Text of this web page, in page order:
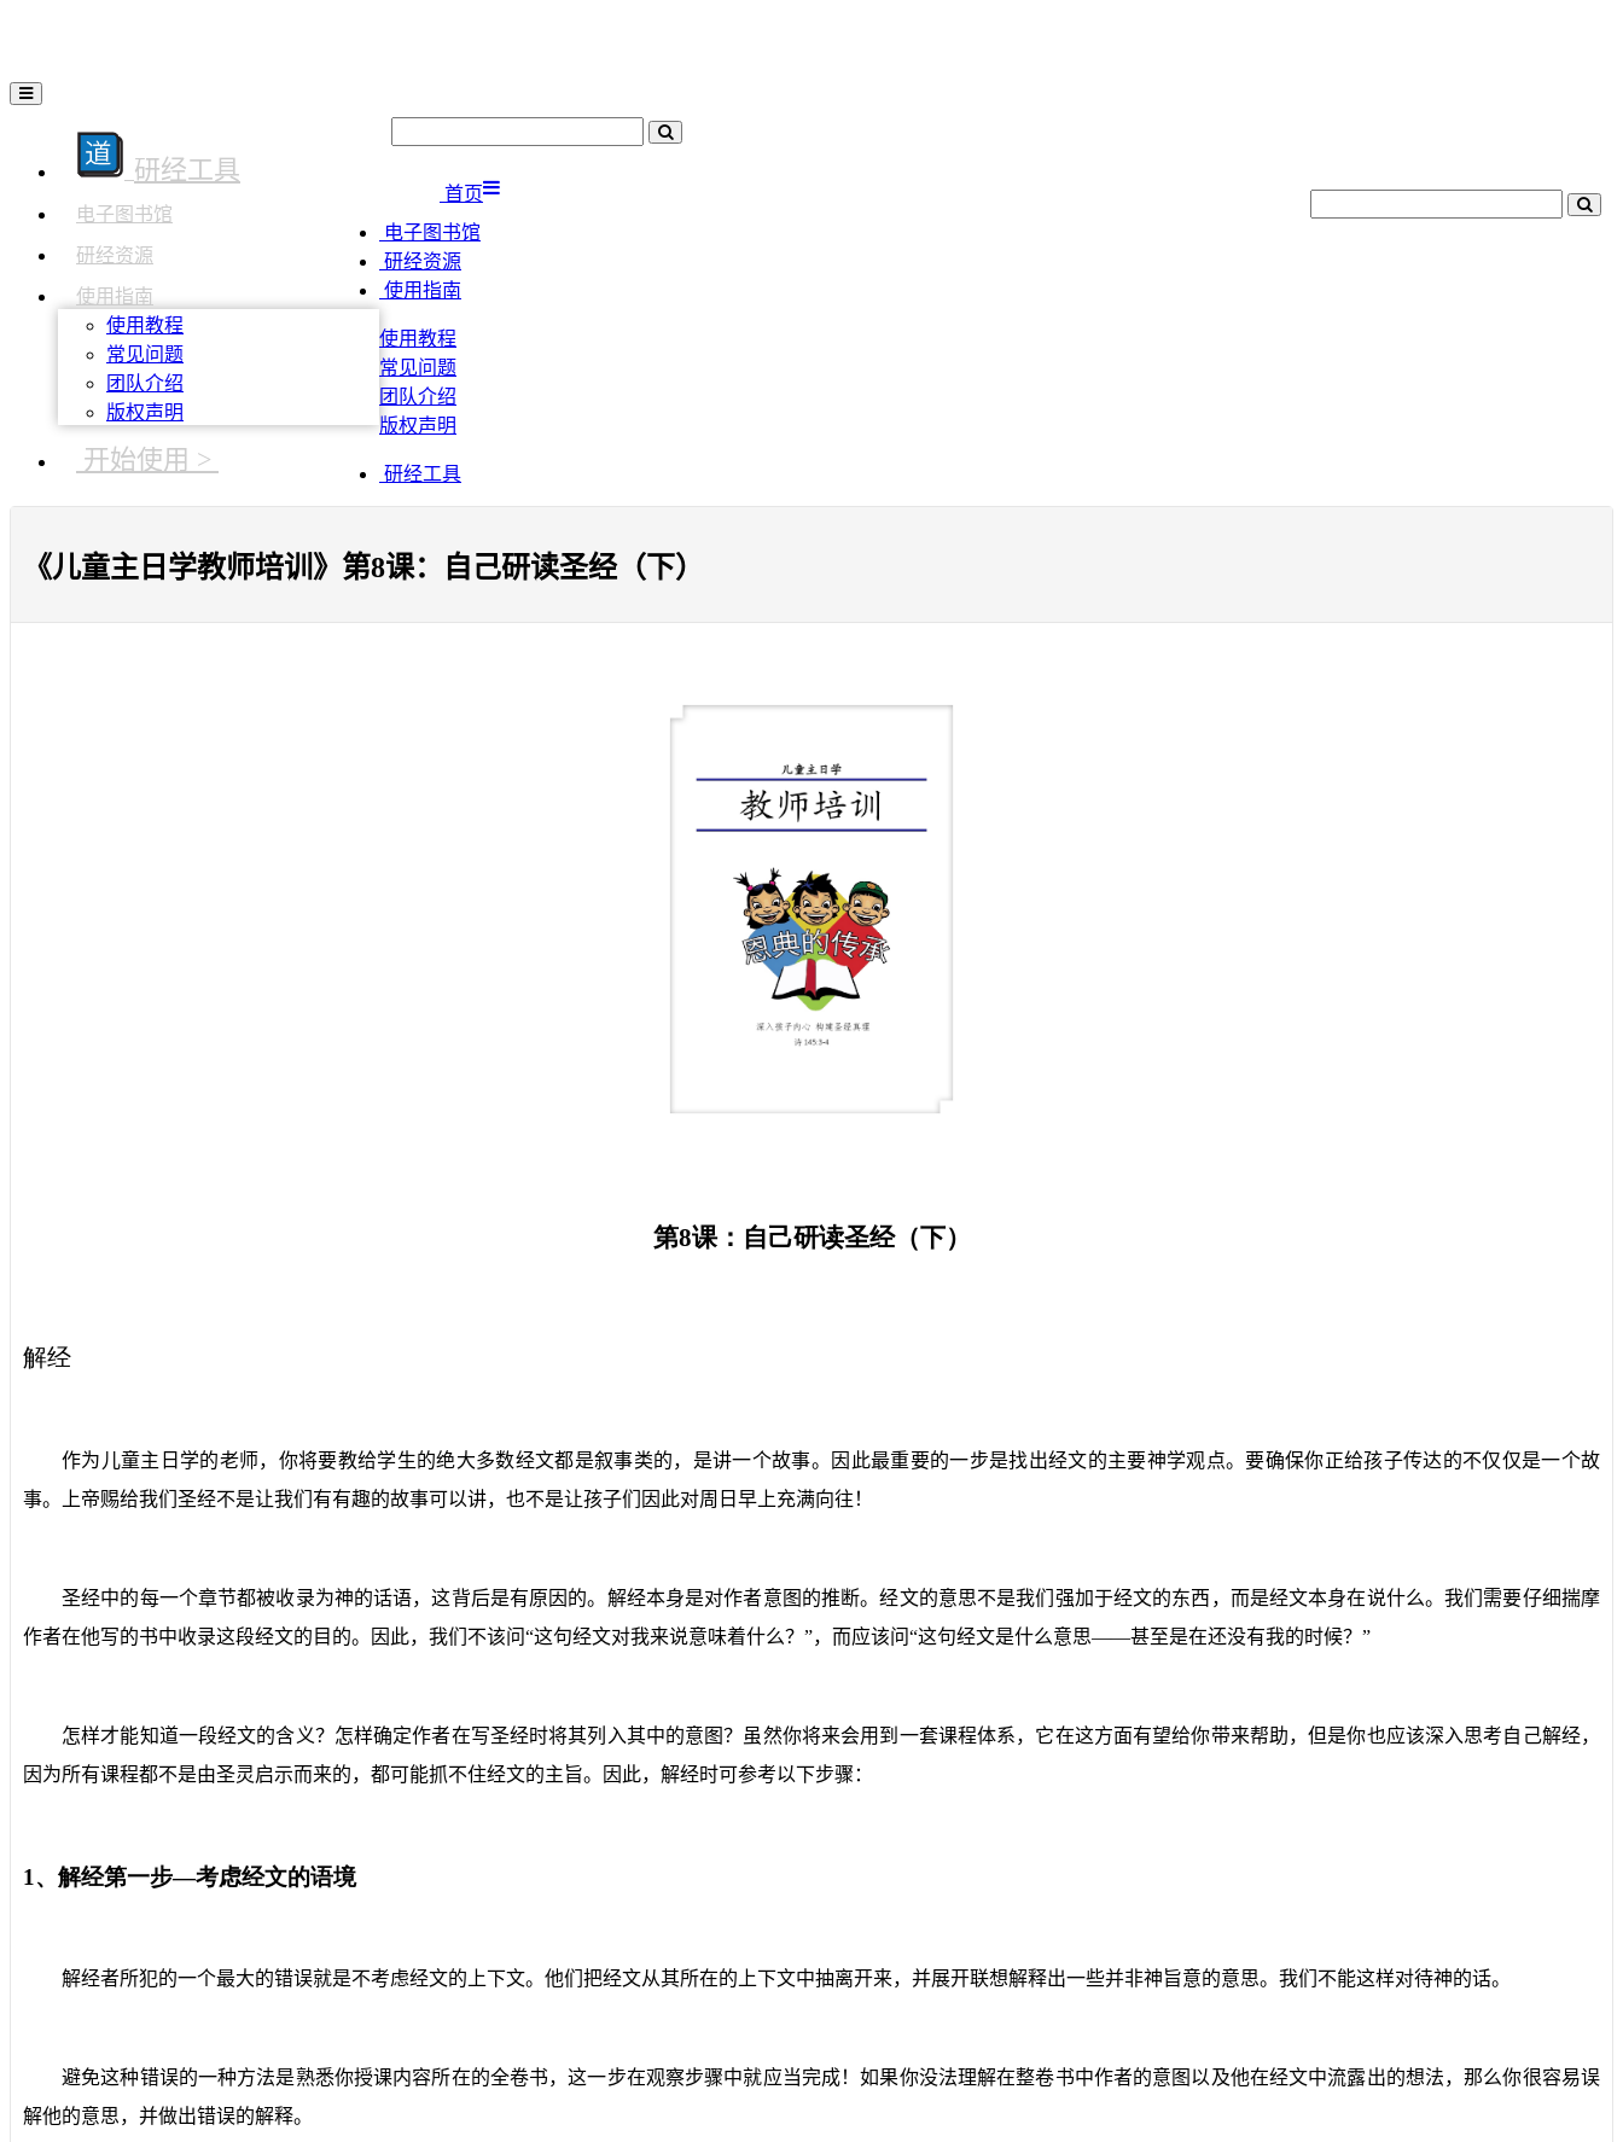
研经工具
电子图书馆
研经资源
使用指南
使用教程
常见问题
团队介绍
版权声明
开始使用 >
首页
电子图书馆
研经资源
使用指南
使用教程
常见问题
团队介绍
版权声明
研经工具
《儿童主日学教师培训》第8课：自己研读圣经（下）
第8课：自己研读圣经（下）
解经
作为儿童主日学的老师，你将要教给学生的绝大多数经文都是叙事类的，是讲一个故事。因此最重要的一步是找出经文的主要神学观点。要确保你正给孩子传达的不仅仅是一个故
事。上帝赐给我们圣经不是让我们有有趣的故事可以讲，也不是让孩子们因此对周日早上充满向往！
圣经中的每一个章节都被收录为神的话语，这背后是有原因的。解经本身是对作者意图的推断。经文的意思不是我们强加于经文的东西，而是经文本身在说什么。我们需要仔细揣摩
作者在他写的书中收录这段经文的目的。因此，我们不该问“这句经文对我来说意味着什么？”，而应该问“这句经文是什么意思——甚至是在还没有我的时候？”
怎样才能知道一段经文的含义？怎样确定作者在写圣经时将其列入其中的意图？虽然你将来会用到一套课程体系，它在这方面有望给你带来帮助，但是你也应该深入思考自己解经，
因为所有课程都不是由圣灵启示而来的，都可能抓不住经文的主旨。因此，解经时可参考以下步骤：
1 、解经第一步—考虑经文的语境
解经者所犯的一个最大的错误就是不考虑经文的上下文。他们把经文从其所在的上下文中抽离开来，并展开联想解释出一些并非神旨意的意思。我们不能这样对待神的话。
避免这种错误的一种方法是熟悉你授课内容所在的全卷书，这一步在观察步骤中就应当完成！如果你没法理解在整卷书中作者的意图以及他在经文中流露出的想法，那么你很容易误
解他的意思，并做出错误的解释。